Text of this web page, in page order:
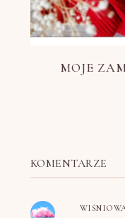
MOJE
KOMENTARZE